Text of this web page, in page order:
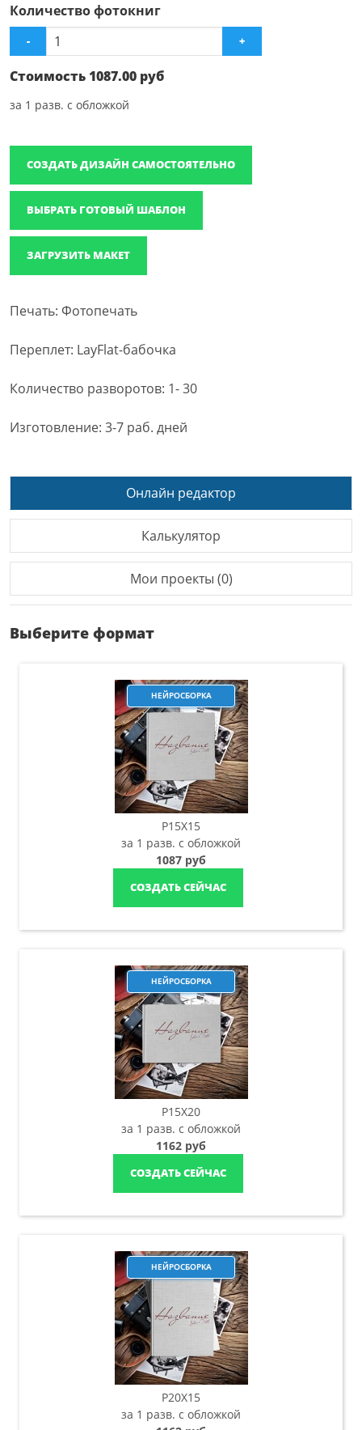
Количество фотокниг
- +
Стоимость1087.00 руб
за 1 разв. с обложкой
СОЗДАТЬ ДИЗАЙН САМОСТОЯТЕЛЬНО
ВЫБРАТЬ ГОТОВЫЙ ШАБЛОН
ЗАГРУЗИТЬ МАКЕТ
Печать: Фотопечать
Переплет: LayFlat-бабочка
Количество разворотов: 1- 30
Изготовление: 3-7 раб. дней
Онлайн редактор
Калькулятор
Мои проекты (0)
Выберите формат
НЕЙРОСБОРКА
P15X15
за 1 разв. с обложкой
1087 руб
СОЗДАТЬ СЕЙЧАС
НЕЙРОСБОРКА
P15X20
за 1 разв. с обложкой
1162 руб
СОЗДАТЬ СЕЙЧАС
НЕЙРОСБОРКА
P20X15
за 1 разв. с обложкой